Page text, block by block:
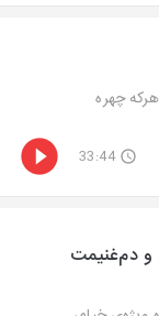
چهره
33:44
دم‌غنیمت